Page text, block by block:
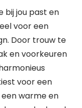
bij jou past en
voor een
Door trouw te
en voorkeuren
voor een
warme en